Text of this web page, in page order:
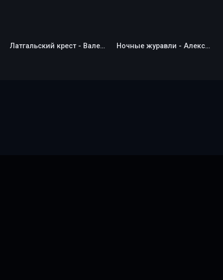
Латгальский крест - Валерий Борисович Бочков Ночные журавли - Александр Владимирович Пешков